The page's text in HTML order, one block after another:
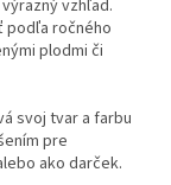
vzhľad.
ročného
plodmi či
svoj tvar a farbu
pre
ako darček.